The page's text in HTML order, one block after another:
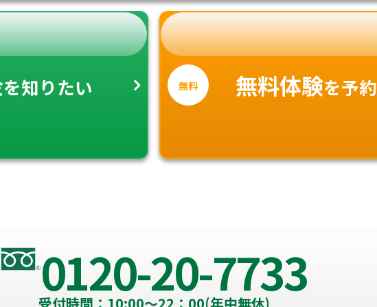
を知りたい 無料 無料体験を予約
0120-20-7733
受付時間：10:00～22：00(年中無休)